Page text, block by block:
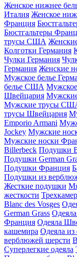
Женское нижнее
Италия Женское
Франция
Бюстгальтеры
трусы США
Колготки Германия
Чулки Германия
Германия Женские
Мужское белье
белье США
Швейцария
Мужские трусы
трусы Швейцария
Emporio Armani
Jockey Мужские
Мужские носки
Billerbeck Подушки
Подушки German
Подушки Франция
Подушки из
Жесткие подушки
жесткости
Blanc des Vosges
German Grass
Франция Одеяла
кашемира Одеяла из
верблюжей шерсти
Суперлегкие одеяла